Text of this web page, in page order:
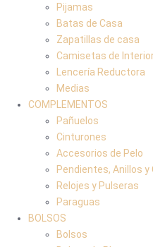
Pijamas
Batas de Casa
Zapatillas de casa
Camisetas de
Lencería Reductora
Medias
COMPLEMENTOS
Pañuelos
Cinturones
Accesorios de Pelo
Pendientes, Anillos y
Relojes y Pulseras
Paraguas
BOLSOS
Bolsos